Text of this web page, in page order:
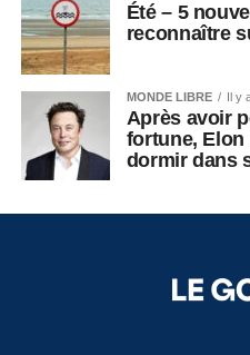
Été – 5
reconnaître
MONDE LIBRE Il y
Après avoir
fortune,
dormir dans